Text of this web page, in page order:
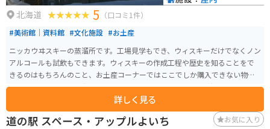
りです。 バイクで訪れる方は、オホーツク海沿いの風光明媚なルートを走る
しても最適です。夏は涼しく、冬は雪景色と、季節ごとに異なる景色を楽し
めます。 古平町の名産品は、やはりたらこです。新鮮なたらこはもちろん、
たらこ加工品も豊富に揃っています。お土産には、たらこを使ったパスタソ
ースやふりかけなどもおすすめです。 周辺には、海水浴場やキャンプ場な
ど、自然を満喫できるスポットも点在しています。少し足を延ばせば、積丹半
島の雄大な景色を望むこともできます。 道の駅 ふるびらたらこミュージアム
は、たらこを楽しみながら、北海道の自然を満喫できる魅力的なスポットで
す。
北海道 5 （口コミ1件）
#美術館｜資料館 #文化施設 #お土産
ニッカウヰスキーの蒸溜所です。工場見学もでき、ウィスキーだけでなくノン
アルコールも試飲もできます。ウィスキーの作成工程や歴史を知ることをで
きるのはもちろんのこと、お土産コーナーではここでしか購入できない物も
あります。余市駅から出てすぐにあります。マッサンの放映影響もあり、今で
詳しく見る
道の駅 スペース・アップルよいち お気に入り